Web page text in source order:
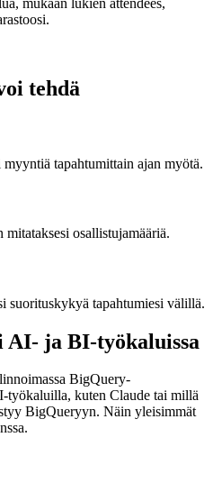
mukaan lukien attendees,
tehdä
tapahtumittain ajan myötä.
mitataksesi osallistujamääriä.
suorituskykyä tapahtumiesi välillä.
AI- ja BI-työkaluissa
BigQuery-
työkaluilla, kuten Claude tai millä
BigQueryyn. Näin yleisimmät